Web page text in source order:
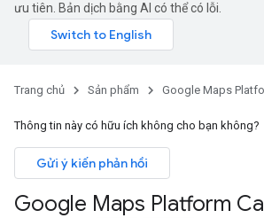
ưu tiên. Bản dịch bằng AI có thể có lỗi.
Trang chủ Sản phẩm Google Maps
Thông tin này có hữu ích không cho bạn không?
Gửi ý kiến phản hồi
Google Maps Platform